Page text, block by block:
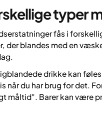
typer
fås i
der blandes med en
drikke kan
når du har brug for det.
måltid". Barer kan være